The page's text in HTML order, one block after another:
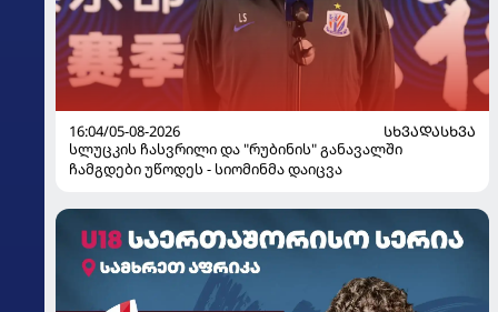
16:04/05-08-2026
ᲡᲮᲕᲐᲓᲐᲡᲮᲕᲐ
სლუცკის ჩასვრილი და "რუბინის" განავალში
ჩამგდები უწოდეს - სიომინმა დაიცვა